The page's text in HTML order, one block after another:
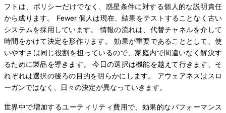
フトは、ポリシーだけでなく、惑星条件に対する個人的な説明責任
から成ります。 Fewer 個人は現在、結果をテストすることなく古い
システムを採用しています。 情報の流れは、代替チャネルを介して
時間をかけて決定を形作ります。 効果が重要であることとして、使
いやすさは同じ役割を担っているので、家庭内で間違いなく解決す
るために製品を導きます。 今日の選択は機能を越えて行きます、そ
れぞれは選択の後ろの目的を明らかにします。 アウェアネスはスロ
ーガンではなく、日々の決定が異なっていきます。
世界中で増加するユーティリティ費用で、効果的なパフォーマンス